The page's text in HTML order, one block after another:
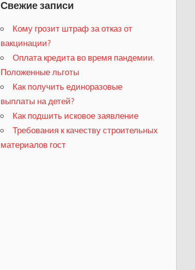
Свежие записи
Кому грозит штраф за отказ от
вакцинации?
​Оплата кредита во время пандемии.
Положенные льготы
​Как получить единоразовые
выплаты на детей?
Как подшить исковое заявление
Требования к качеству строительных
материалов гост